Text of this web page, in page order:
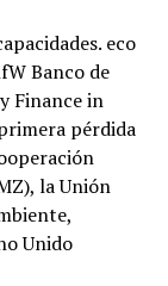
eco
Banco de
Finance in
pérdida
la Unión
Unido